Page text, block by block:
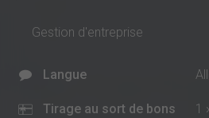
Gestion d'entreprise
Langue
Tirage au sort de bons
1